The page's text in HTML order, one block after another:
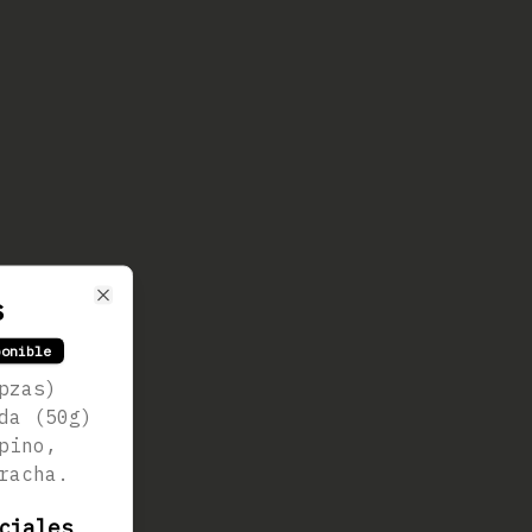
(50g)